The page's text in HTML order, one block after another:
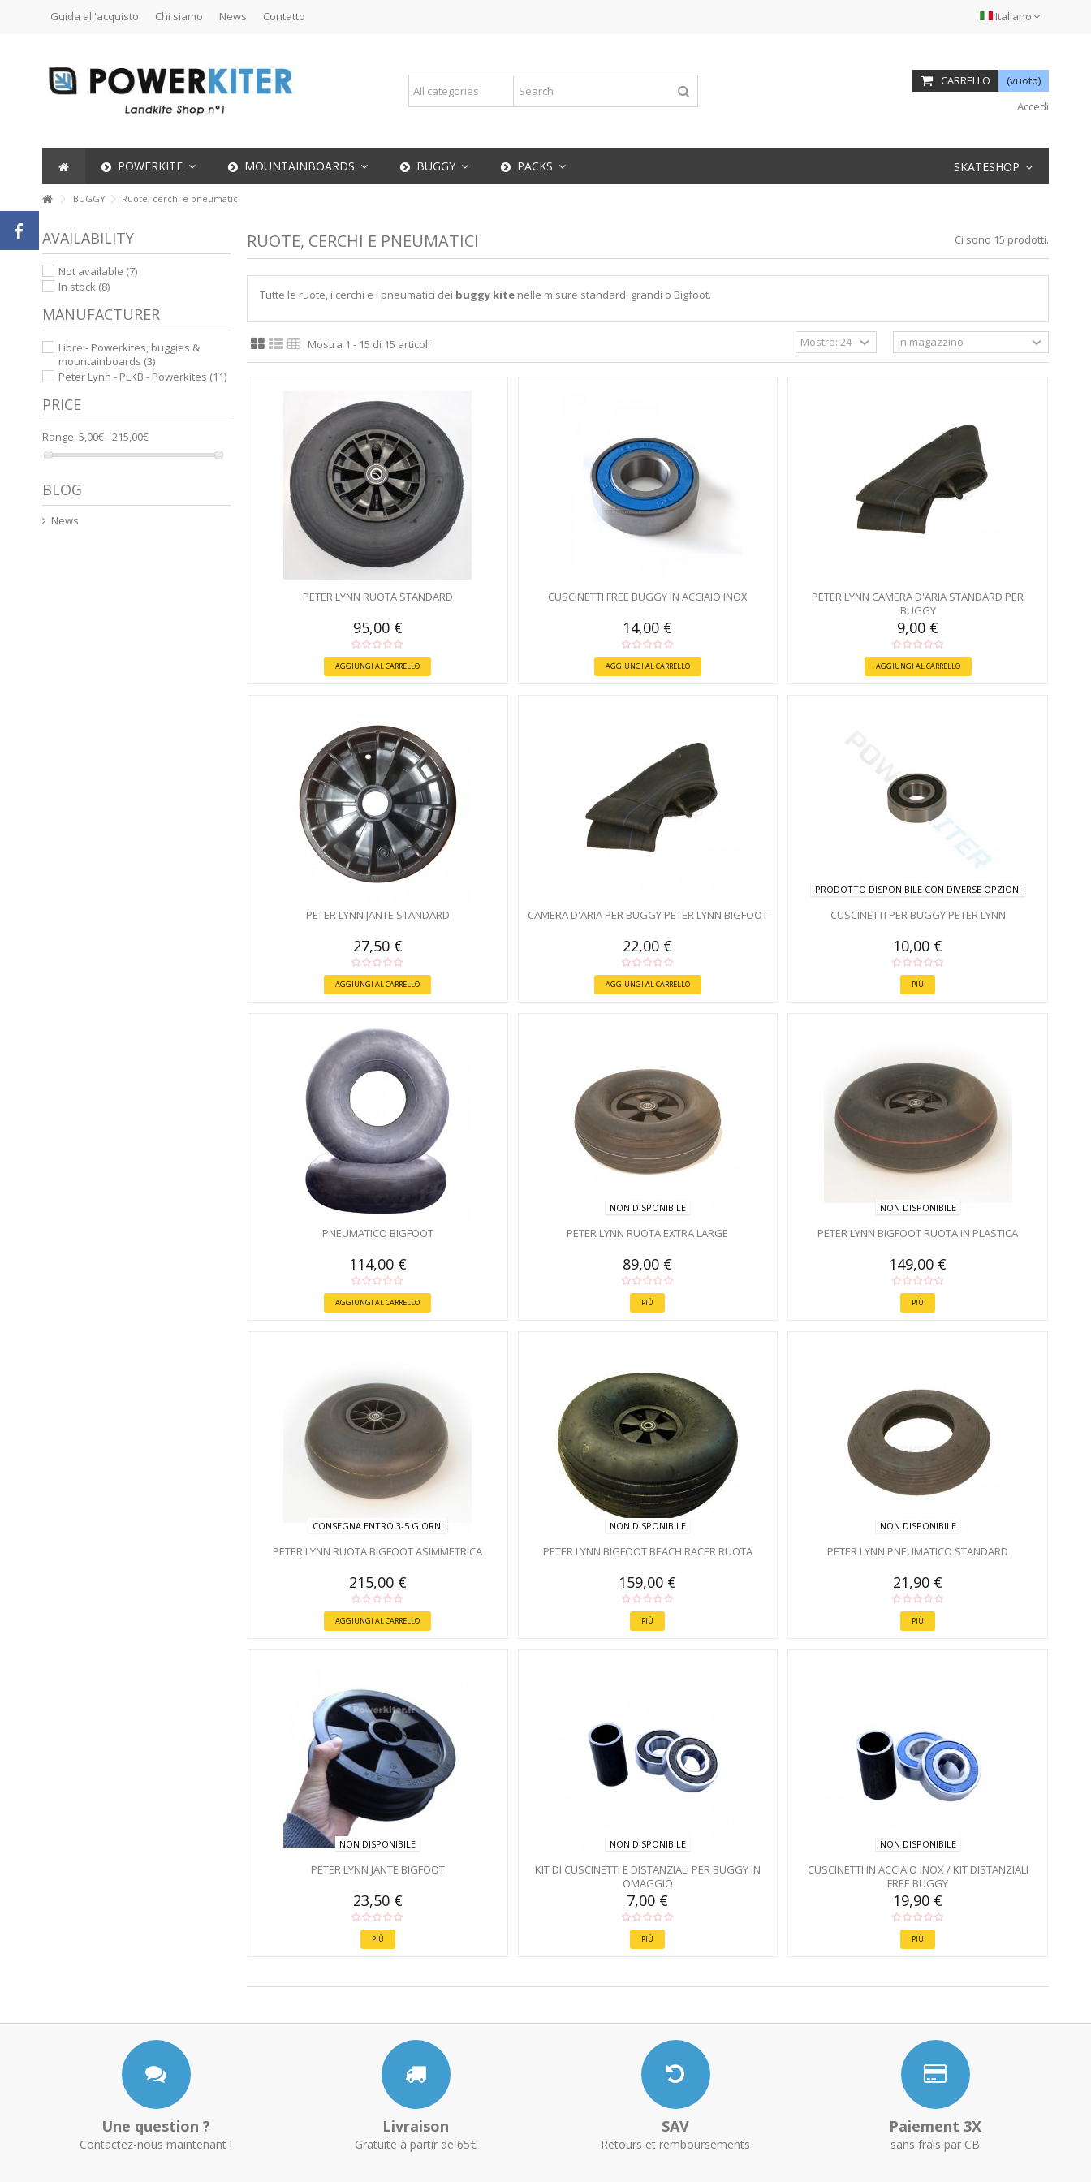
Italiano
Guida all'acquisto Chi siamo News Contatto
CARRELLO
(vuoto)
Accedi
POWERKITE MOUNTAINBOARDS BUGGY PACKS SKATESHOP
BUGGY Ruote, cerchi e pneumatici
RUOTE, CERCHI E PNEUMATICI Ci sono 15 prodotti.
Tutte le ruote, i cerchi e i pneumatici dei buggy kite nelle misure standard, grandi o Bigfoot.
Mostra 1 - 15 di 15 articoli
PETER LYNN RUOTA STANDARD
95,00 €
AGGIUNGI AL CARRELLO
CUSCINETTI FREE BUGGY IN ACCIAIO INOX
14,00 €
AGGIUNGI AL CARRELLO
PETER LYNN CAMERA D'ARIA STANDARD PER
BUGGY
9,00 €
AGGIUNGI AL CARRELLO
PETER LYNN JANTE STANDARD
27,50 €
AGGIUNGI AL CARRELLO
CAMERA D'ARIA PER BUGGY PETER LYNN BIGFOOT
22,00 €
AGGIUNGI AL CARRELLO
PRODOTTO DISPONIBILE CON DIVERSE OPZIONI
CUSCINETTI PER BUGGY PETER LYNN
10,00 €
PIÙ
PNEUMATICO BIGFOOT
114,00 €
AGGIUNGI AL CARRELLO
NON DISPONIBILE
PETER LYNN RUOTA EXTRA LARGE
89,00 €
PIÙ
NON DISPONIBILE
PETER LYNN BIGFOOT RUOTA IN PLASTICA
149,00 €
PIÙ
CONSEGNA ENTRO 3-5 GIORNI
PETER LYNN RUOTA BIGFOOT ASIMMETRICA
215,00 €
AGGIUNGI AL CARRELLO
NON DISPONIBILE
PETER LYNN BIGFOOT BEACH RACER RUOTA
159,00 €
PIÙ
NON DISPONIBILE
PETER LYNN PNEUMATICO STANDARD
21,90 €
PIÙ
NON DISPONIBILE
PETER LYNN JANTE BIGFOOT
23,50 €
PIÙ
NON DISPONIBILE
KIT DI CUSCINETTI E DISTANZIALI PER BUGGY IN
OMAGGIO
7,00 €
PIÙ
NON DISPONIBILE
CUSCINETTI IN ACCIAIO INOX / KIT DISTANZIALI
FREE BUGGY
19,90 €
PIÙ
AVAILABILITY
Not available (7)
In stock (8)
MANUFACTURER
Libre - Powerkites, buggies &
mountainboards (3)
Peter Lynn - PLKB - Powerkites (11)
PRICE
Range: 5,00€ - 215,00€
BLOG
News
Une question ?
Contactez-nous maintenant !
Livraison
Gratuite à partir de 65€
SAV
Retours et remboursements
Paiement 3X
sans frais par CB